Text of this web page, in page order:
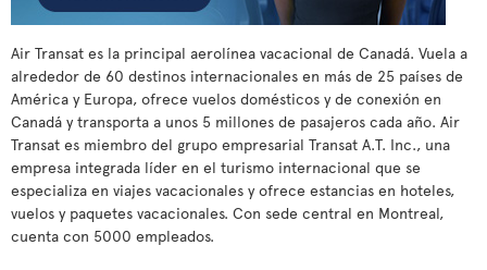
Air Transat es la principal aerolínea vacacional de Canadá. Vuela a
alrededor de 60 destinos internacionales en más de 25 países de
América y Europa, ofrece vuelos domésticos y de conexión en
Canadá y transporta a unos 5 millones de pasajeros cada año. Air
Transat es miembro del grupo empresarial Transat A.T. Inc., una
empresa integrada líder en el turismo internacional que se
especializa en viajes vacacionales y ofrece estancias en hoteles,
vuelos y paquetes vacacionales. Con sede central en Montreal,
cuenta con 5000 empleados.